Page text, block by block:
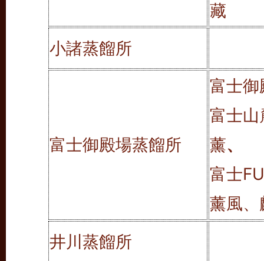
藏
小諸蒸餾所
富士御殿場蒸餾所
富士
富士
薰、
富士
薰風、
井川蒸餾所